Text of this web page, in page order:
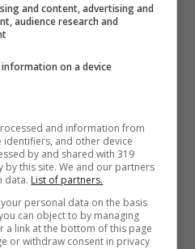
questo momento le
svolgendo a Roma,
del Popolo. In più,
è mostrato con dei
i quali rendono i
e forti.
and content, advertising and
audience research and
on a device
and information from
identifiers, and other device
by and shared with 319
by this site. We and our partners
data. List of partners.
personal data on the basis
can object to by managing
link at the bottom of this page
or withdraw consent in privacy